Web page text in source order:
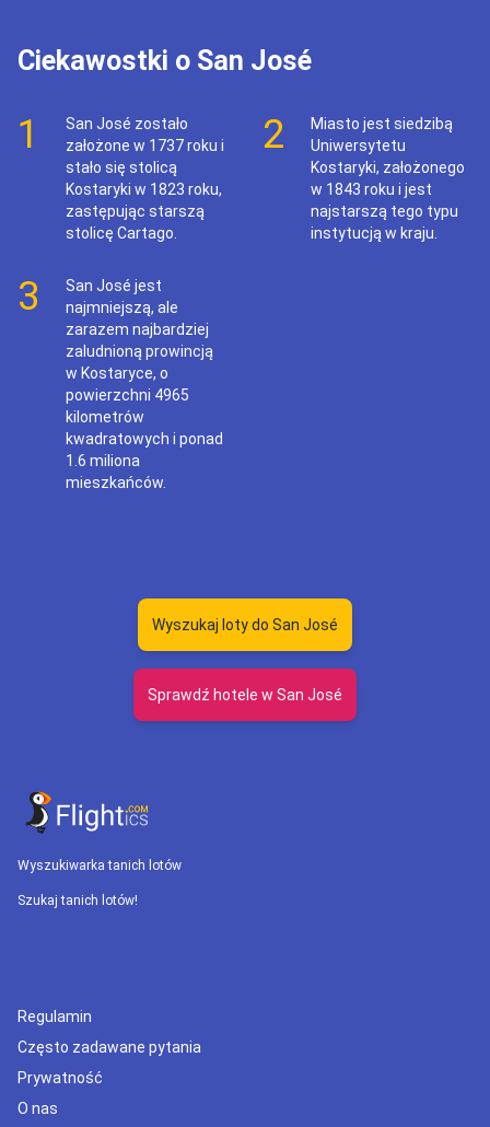
Ciekawostki o San José
1
San José zostało
założone w 1737 roku i
stało się stolicą
Kostaryki w 1823 roku,
zastępując starszą
stolicę Cartago.
2
Miasto jest siedzibą
Uniwersytetu
Kostaryki, założonego
w 1843 roku i jest
najstarszą tego typu
instytucją w kraju.
3
San José jest
najmniejszą, ale
zarazem najbardziej
zaludnioną prowincją
w Kostaryce, o
powierzchni 4965
kilometrów
kwadratowych i ponad
1.6 miliona
mieszkańców.
Wyszukaj loty do San José
Sprawdź hotele w San José
Wyszukiwarka tanich lotów
Szukaj tanich lotów!
Regulamin
Często zadawane pytania
Prywatność
O nas